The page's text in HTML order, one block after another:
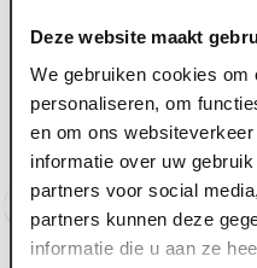
Deze website maakt
We gebruiken cookies
personaliseren, om
en om ons
informatie over uw
partners voor social
partners kunnen deze
informatie die u aan ze
ART006079
Kantplank XPS/Betonyp.
1250 x 300 x 10mm met
100mm XPS
Voorraad: 5
Log in voor prijzen